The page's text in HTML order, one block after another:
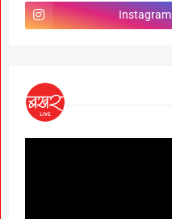
Instagram